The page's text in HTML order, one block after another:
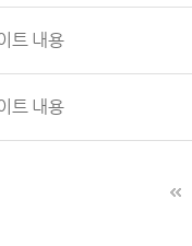
트 내용
트 내용